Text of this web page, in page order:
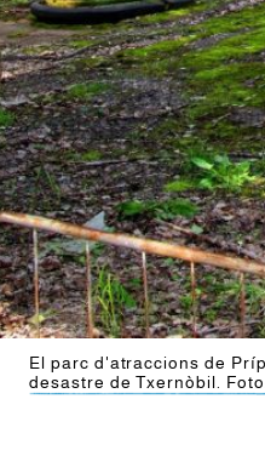
El parc d'atraccions de
desastre de Txernòbil.